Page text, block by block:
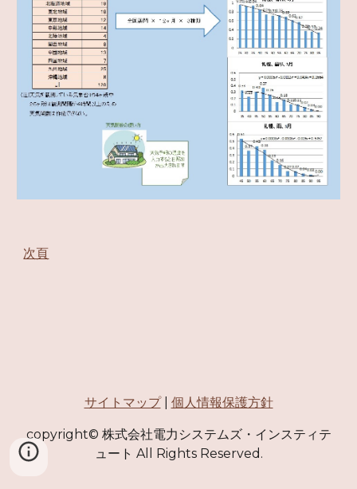
次頁
サイトマップ| 個人情報保護方針
copyright© 株式会社電力システムズ・インスティテ
ュート All Rights Reserved.